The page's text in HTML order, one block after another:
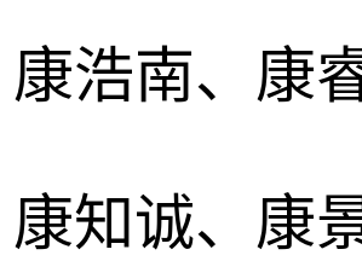
浩南、康
知诚、康